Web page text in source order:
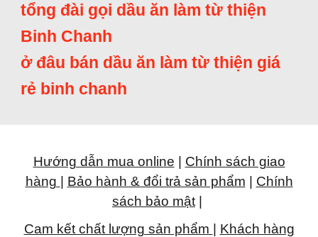
tổng đài gọi dầu ăn làm từ thiện
Binh Chanh
ở đâu bán dầu ăn làm từ thiện giá
rẻ binh chanh
Hướng dẫn mua online
Chính sách giao
hàng
Bảo hành & đổi trả sản phẩm
Chính
sách bảo mật
Cam kết chất lượng sản phẩm | Khách hàng